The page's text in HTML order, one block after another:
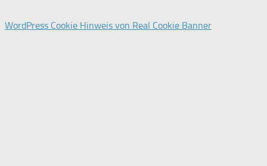
WordPress Cookie Hinweis von Real Cookie Banner